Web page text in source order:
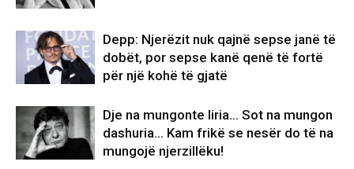
Depp: Njerëzit nuk qajnë sepse janë të
dobët, por sepse kanë qenë të fortë
për një kohë të gjatë
Dje na mungonte liria… Sot na mungon
dashuria… Kam frikë se nesër do të na
mungojë njerzillëku!